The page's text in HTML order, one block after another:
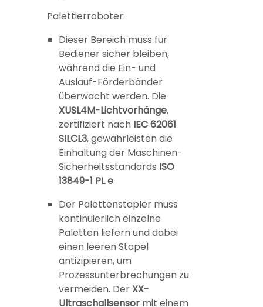
Palettierroboter:
Dieser Bereich muss für
Bediener sicher bleiben,
während die Ein- und
Auslauf-Förderbänder
überwacht werden. Die
XUSL4M-Lichtvorhänge,
zertifiziert nach IEC 62061
SILCL3, gewährleisten die
Einhaltung der Maschinen-
Sicherheitsstandards ISO
13849-1 PL e.
Der Palettenstapler muss
kontinuierlich einzelne
Paletten liefern und dabei
einen leeren Stapel
antizipieren, um
Prozessunterbrechungen zu
vermeiden. DerXX-
Ultraschallsensor mit einem